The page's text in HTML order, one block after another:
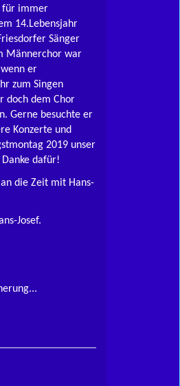
für immer
14.Lebensjahr
Sänger
Männerchor war
er
zum Singen
doch dem Chor
Gerne besuchte er
Konzerte und
2019 unser
dafür!
die Zeit mit Hans-
Josef.